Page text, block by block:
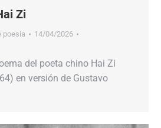
Zi
poesía
14/04/2026
del poeta chino Hai Zi
en versión de Gustavo